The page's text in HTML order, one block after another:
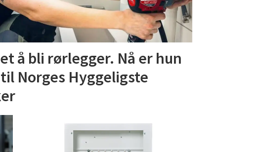
å bli rørlegger. Nå er hun
Norges Hyggeligste